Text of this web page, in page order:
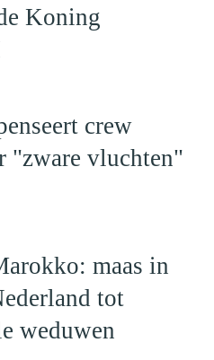
Koning
crew
"zware vluchten"
maas in
tot
weduwen